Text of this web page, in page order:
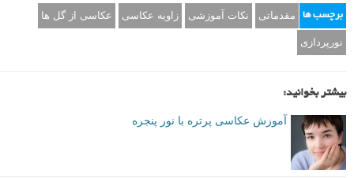
برچسب ها مقدماتی نکات آموزشی زاویه عکاسی عکاسی از گل ها
نورپردازی
بیشتر بخوانید:
آموزش عکاسی پرتره با نور پنجره